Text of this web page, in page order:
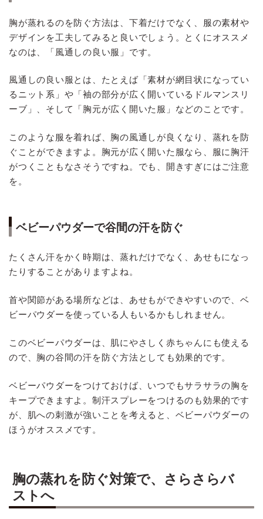
胸が蒸れるのを防ぐ方法は、下着だけでなく、服の素材や
デザインを工夫してみると良いでしょう。とくにオススメ
なのは、「風通しの良い服」です。
風通しの良い服とは、たとえば「素材が網目状になってい
るニット系」や「袖の部分が広く開いているドルマンスリ
ーブ」、そして「胸元が広く開いた服」などのことです。
このような服を着れば、胸の風通しが良くなり、蒸れを防
ぐことができますよ。胸元が広く開いた服なら、服に胸汗
がつくこともなさそうですね。でも、開きすぎにはご注意
を。
ベビーパウダーで谷間の汗を防ぐ
たくさん汗をかく時期は、蒸れだけでなく、あせもになっ
たりすることがありますよね。
首や関節がある場所などは、あせもができやすいので、ベ
ビーパウダーを使っている人もいるかもしれません。
このベビーパウダーは、肌にやさしく赤ちゃんにも使える
ので、胸の谷間の汗を防ぐ方法としても効果的です。
ベビーパウダーをつけておけば、いつでもサラサラの胸を
キープできますよ。制汗スプレーをつけるのも効果的です
が、肌への刺激が強いことを考えると、ベビーパウダーの
ほうがオススメです。
胸の蒸れを防ぐ対策で、さらさらバ
ストへ